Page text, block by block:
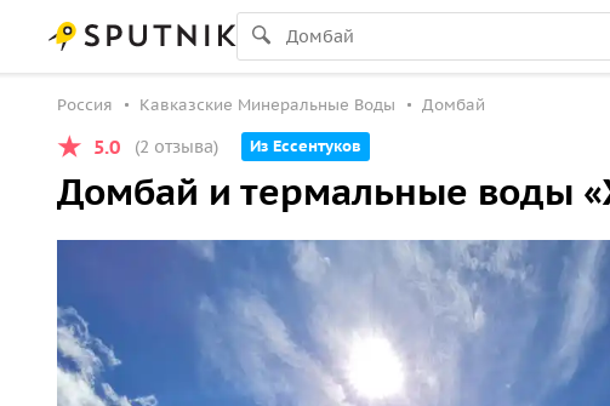
Россия Кавказские Минеральные Воды Домбай
5.0 (2 отзыва) Из Ессентуков
Домбай и термальные воды